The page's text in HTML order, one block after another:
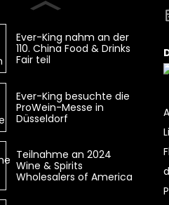
Ever-King nahm an der
110. China Food & Drinks
Fair teil
Ever-King besuchte die
ProWein-Messe in
Düsseldorf
Teilnahme an 2024
Wine & Spirits
Wholesalers of America